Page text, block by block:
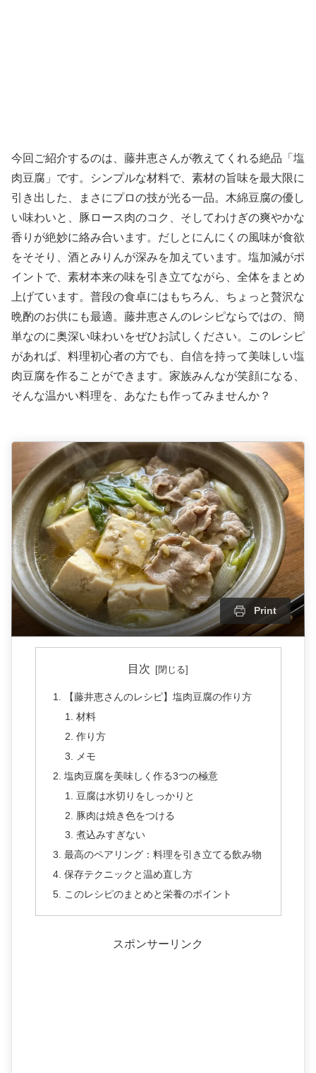
今回ご紹介するのは、藤井恵さんが教えてくれる絶品「塩
肉豆腐」です。シンプルな材料で、素材の旨味を最大限に
引き出した、まさにプロの技が光る一品。木綿豆腐の優し
い味わいと、豚ロース肉のコク、そしてわけぎの爽やかな
香りが絶妙に絡み合います。だしとにんにくの風味が食欲
をそそり、酒とみりんが深みを加えています。塩加減がポ
イントで、素材本来の味を引き立てながら、全体をまとめ
上げています。普段の食卓にはもちろん、ちょっと贅沢な
晩酌のお供にも最適。藤井恵さんのレシピならではの、簡
単なのに奥深い味わいをぜひお試しください。このレシピ
があれば、料理初心者の方でも、自信を持って美味しい塩
肉豆腐を作ることができます。家族みんなが笑顔になる、
そんな温かい料理を、あなたも作ってみませんか？
Print
目次
【藤井恵さんのレシピ】塩肉豆腐の作り方
材料
作り方
メモ
塩肉豆腐を美味しく作る3つの極意
豆腐は水切りをしっかりと
豚肉は焼き色をつける
煮込みすぎない
最高のペアリング：料理を引き立てる飲み物
保存テクニックと温め直し方
このレシピのまとめと栄養のポイント
スポンサーリンク